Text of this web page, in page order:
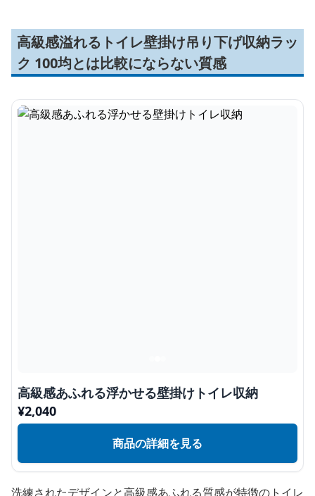
高級感溢れるトイレ壁掛け吊り下げ収納ラッ
ク 100均とは比較にならない質感
高級感あふれる浮かせる壁掛けトイレ収納
¥2,040
商品の詳細を見る
洗練されたデザインと高級感あふれる質感が特徴のトイレ